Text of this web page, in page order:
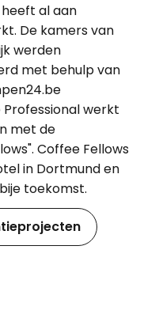
al aan
De kamers van
werden
met behulp van
Professional werkt
met de
Coffee Fellows
in Dortmund en
toekomst.